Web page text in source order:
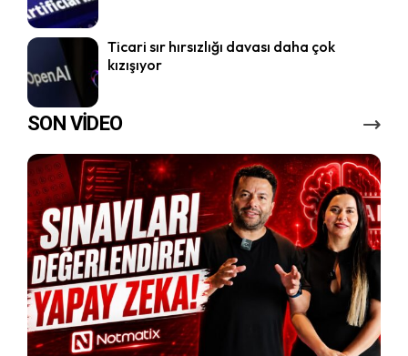
Ticari sır hırsızlığı davası daha çok
kızışıyor
SON VİDEO